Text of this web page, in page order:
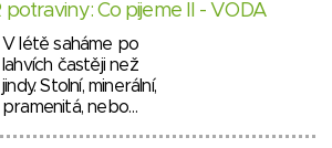
potraviny: Co pijeme II - VODA
V létě saháme po
lahvích častěji než
jindy. Stolní, minerální,
pramenitá, nebo…